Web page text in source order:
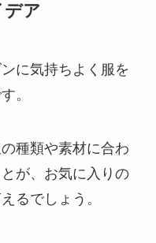
デア
に気持ちよく服を
。
種類や素材に合わ
が、お気に入りの
るでしょう。